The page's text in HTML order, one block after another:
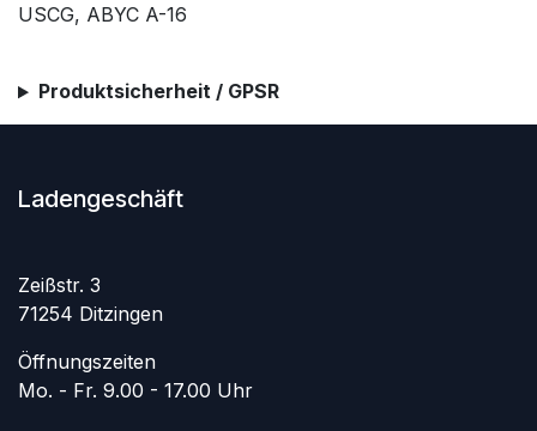
USCG, ABYC A-16
Produktsicherheit / GPSR
Ladengeschäft
Zeißstr. 3
71254 Ditzingen
Öffnungszeiten
Mo. - Fr. 9.00 - 17.00 Uhr